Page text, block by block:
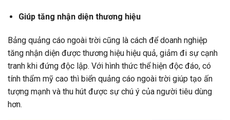
Giúp tăng nhận diện thương hiệu
Bảng quảng cáo ngoài trời cũng là cách để doanh nghiệp
tăng nhận diện được thương hiệu hiệu quả, giảm đi sự cạnh
tranh khi đứng độc lập. Với hình thức thể hiện độc đáo, có
tính thẩm mỹ cao thì biển quảng cáo ngoài trời giúp tạo ấn
tượng mạnh và thu hút được sự chú ý của người tiêu dùng
hơn.